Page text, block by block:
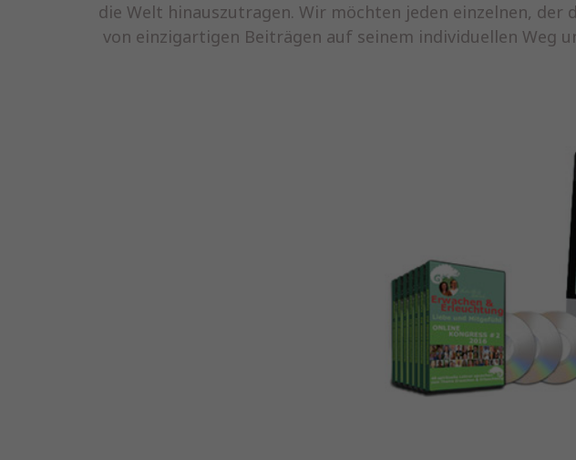
die Welt hinauszutragen. Wir möchten jeden einzelnen, der
von einzigartigen Beiträgen auf seinem individuellen Weg